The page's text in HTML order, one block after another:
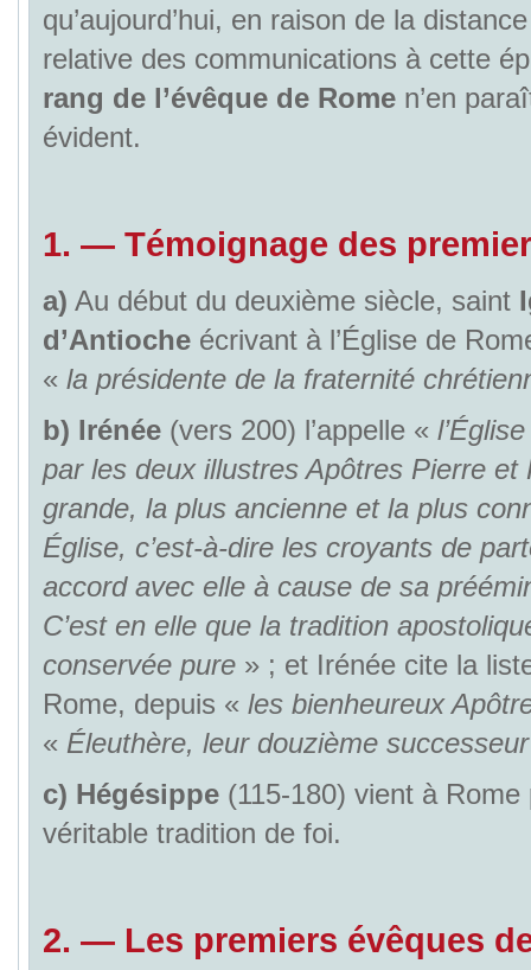
qu’aujourd’hui, en raison de la
relative des communications à cette
rang de l’évêque de Romen’en
évident.
1. — Témoignage des
a) Au début du deuxième siècle, saint
d’Antiocheécrivant à l’Église de
«la présidente de la fraternité
b) Irénée(vers 200) l’appelle «
par les deux illustres Apôtres Pierre et
grande, la plus ancienne et la plus
Église, c’est-à-dire les croyants de
accord avec elle à cause de sa
C’est en elle que la tradition
conservée pure» ; et Irénée cite la
Rome, depuis « les bienheureux
« Éleuthère, leur douzième successeur
c) Hégésippe(115-180) vient à Rome
véritable tradition de foi.
2. — Les premiers évêques